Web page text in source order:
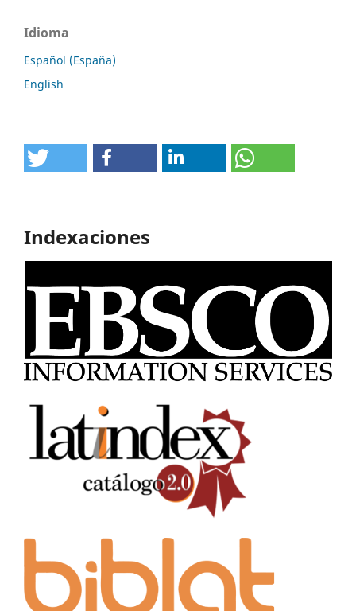
Idioma
Español (España)
English
Indexaciones